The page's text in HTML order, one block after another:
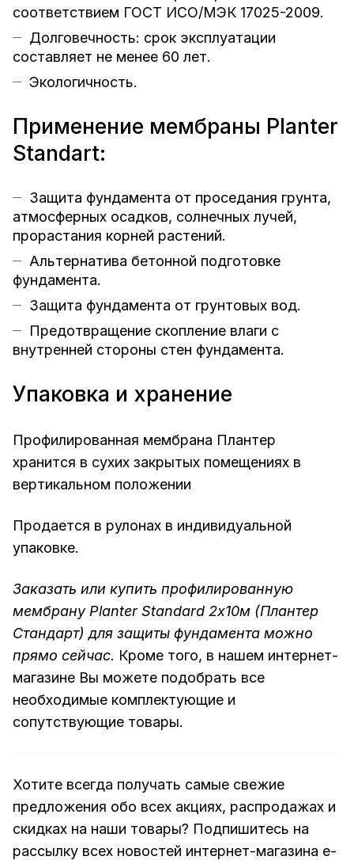
соответствием ГОСТ ИСО/МЭК 17025-2009.
Долговечность: срок эксплуатации
составляет не менее 60 лет.
Экологичность.
Применение мембраны Planter
Standart:
Защита фундамента от проседания грунта,
атмосферных осадков, солнечных лучей,
прорастания корней растений.
Альтернатива бетонной подготовке
фундамента.
Защита фундамента от грунтовых вод.
Предотвращение скопление влаги с
внутренней стороны стен фундамента.
Упаковка и хранение
Профилированная мембрана Плантер
хранится в сухих закрытых помещениях в
вертикальном положении
Продается в рулонах в индивидуальной
упаковке.
Заказать или купить профилированную
мембрану Planter Standard 2х10м (Плантер
Стандарт) для защиты фундамента можно
прямо сейчас. Кроме того, в нашем интернет-
магазине Вы можете подобрать все
необходимые комплектующие и
сопутствующие товары.
Хотите всегда получать самые свежие
предложения обо всех акциях, распродажах и
скидках на наши товары? Подпишитесь на
рассылку всех новостей интернет-магазина e-